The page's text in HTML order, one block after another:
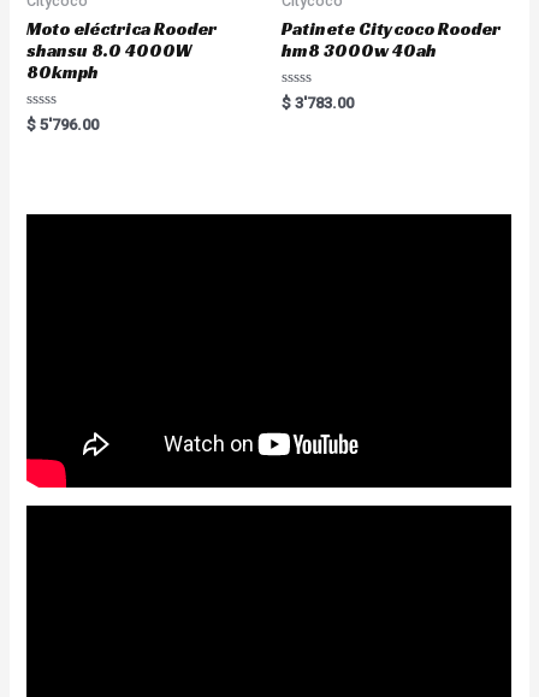
Moto eléctrica Rooder
shansu 8.0 4000W
80kmph
R
a
$ 5'796.00
Patinete Citycoco Rooder
hm8 3000w 40ah
R
a
t
$ 3'783.00